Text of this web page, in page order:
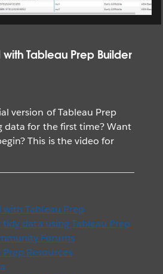
Video
Tableau Prep Builder
version of Tableau Prep
data for the first time? Want
This is the video for
with Tableau Prep
data using Tableau Prep
Forums
Resources